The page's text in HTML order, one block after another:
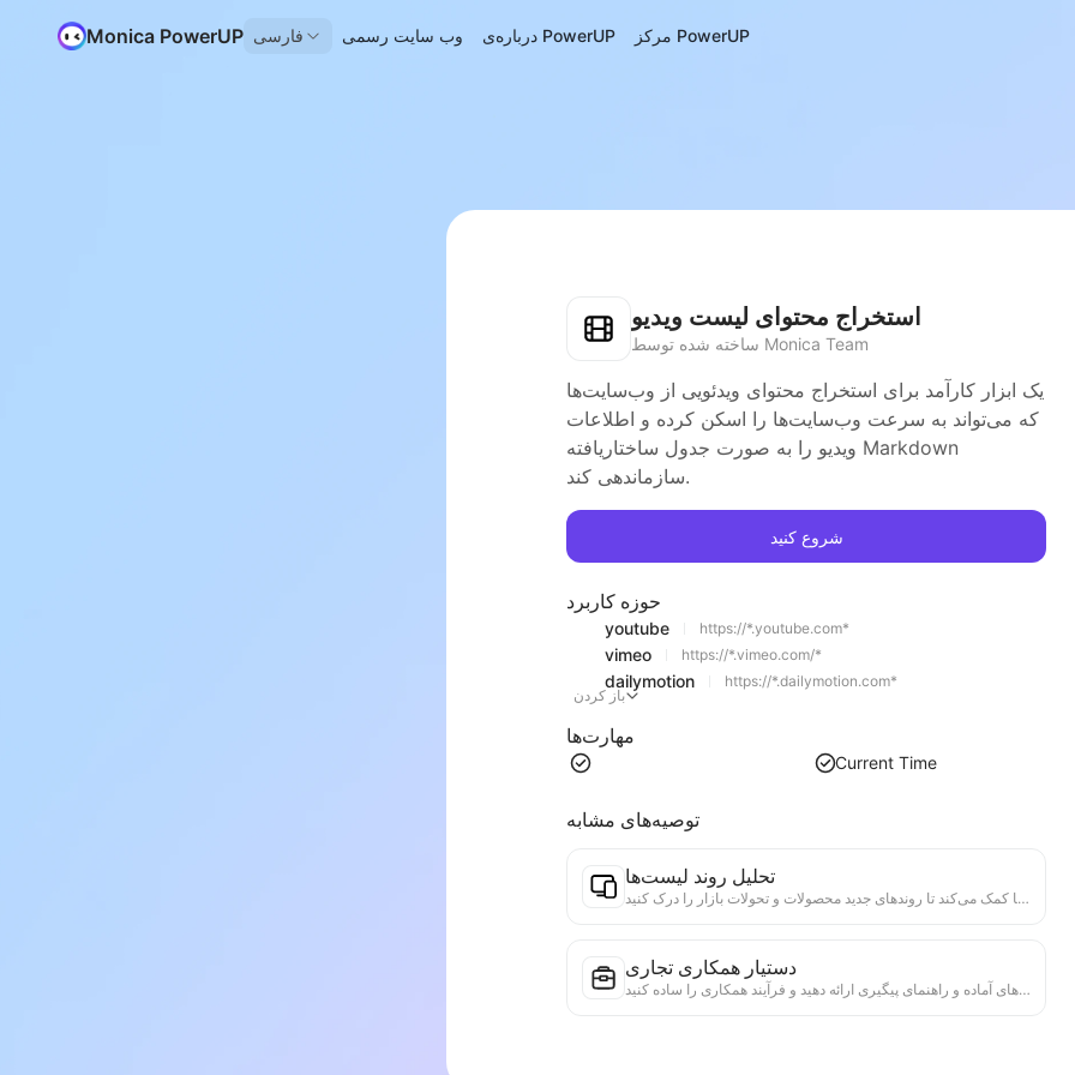
Monica PowerUP فارسی وب سایت رسمی درباره‌ی PowerUP مرکز PowerUP
استخراج محتوای لیست ویدیو
ساخته شده توسط Monica Team
یک ابزار کارآمد برای استخراج محتوای ویدئویی از وب‌سایت‌ها
که می‌تواند به سرعت وب‌سایت‌ها را اسکن کرده و اطلاعات
ویدیو را به صورت جدول ساختاریافته Markdown
سازماندهی کند.
شروع کنید
حوزه کاربرد
youtube https://*.youtube.com*
vimeo https://*.vimeo.com/*
dailymotion
https://*.dailymotion.com*
باز کردن
مهارت‌ها
Current Time
توصیه‌های مشابه
تحلیل روند لیست‌ها
تحلیل داده‌های لیست‌های فعلی صفحه، تولید گزارش روند. شناسایی دسته‌های محبوب، نوع محصولات در حال رشد سریع و فناوری‌های نوظهور. ارائه بینش‌های فوری بازار، به شما کمک می‌کند تا روندهای جدید محصولات و تحولات بازار را درک کنید.
دستیار همکاری تجاری
اطلاعات وب را به پیشنهادات تجاری سفارشی، پیام‌های خصوصی همکاری تبدیل کنید، الگوهای آماده و راهنمای پیگیری ارائه دهید و فرآیند همکاری را ساده کنید.